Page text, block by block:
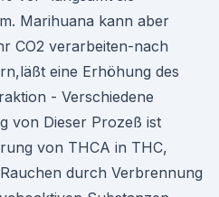
Marihuana kann aber
CO2 verarbeiten-nach
eine Erhöhung des
- Verschiedene
von Dieser Prozeß ist
von THCA in THC,
durch Verbrennung